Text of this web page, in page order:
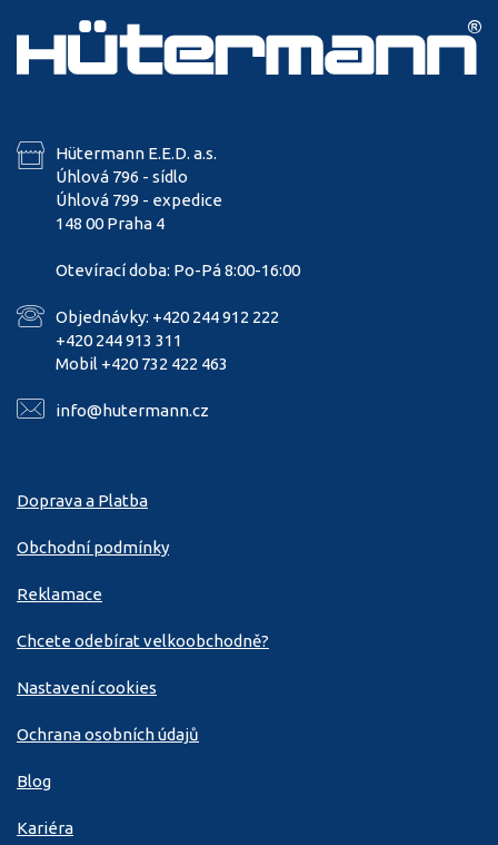
Hütermann E.E.D. a.s.
Úhlová 796 - sídlo
Úhlová 799 - expedice
148 00 Praha 4
Otevírací doba: Po-Pá 8:00-16:00
Objednávky: +420 244 912 222
+420 244 913 311
Mobil +420 732 422 463
info@hutermann.cz
Doprava a Platba
Obchodní podmínky
Reklamace
Chcete odebírat velkoobchodně?
Nastavení cookies
Ochrana osobních údajů
Blog
Kariéra